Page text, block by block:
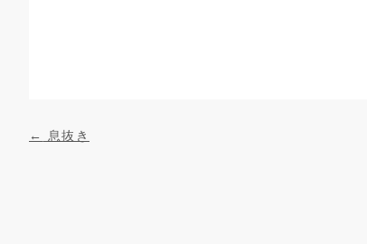
投稿ナビゲーション
← 息抜き